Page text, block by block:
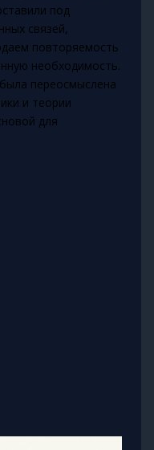
под
связей,
повторяемость
необходимость.
переосмыслена
и теории
для